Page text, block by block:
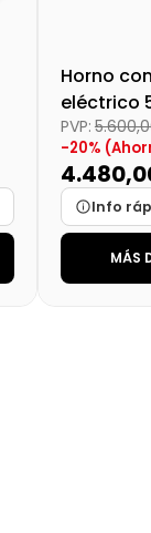
Horno
eléctrico
PVP:
-20%
Info
MarcaMÁS